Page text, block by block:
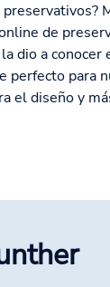
de
dio a
para
el diseño y